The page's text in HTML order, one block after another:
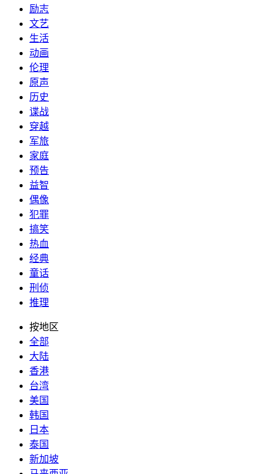
励志
文艺
生活
动画
伦理
原声
历史
谍战
穿越
军旅
家庭
预告
益智
偶像
犯罪
搞笑
热血
经典
童话
刑侦
推理
按地区
全部
大陆
香港
台湾
美国
韩国
日本
泰国
新加坡